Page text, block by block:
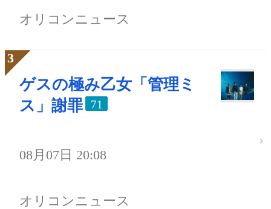
オリコンニュース
ゲスの極み乙女「管理ミ
ス」謝罪
71
08月07日 20:08
オリコンニュース